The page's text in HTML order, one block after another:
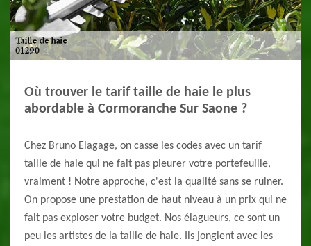
Où trouver le tarif taille de haie le plus
abordable à Cormoranche Sur Saone ?
Chez Bruno Elagage, on casse les codes avec un tarif
taille de haie qui ne fait pas pleurer votre portefeuille,
vraiment ! Notre approche, c'est la qualité sans se ruiner.
On propose une prestation de haut niveau à un prix qui ne
fait pas exploser votre budget. Nos élagueurs, ce sont un
peu les artistes de la taille de haie. Ils jonglent avec les